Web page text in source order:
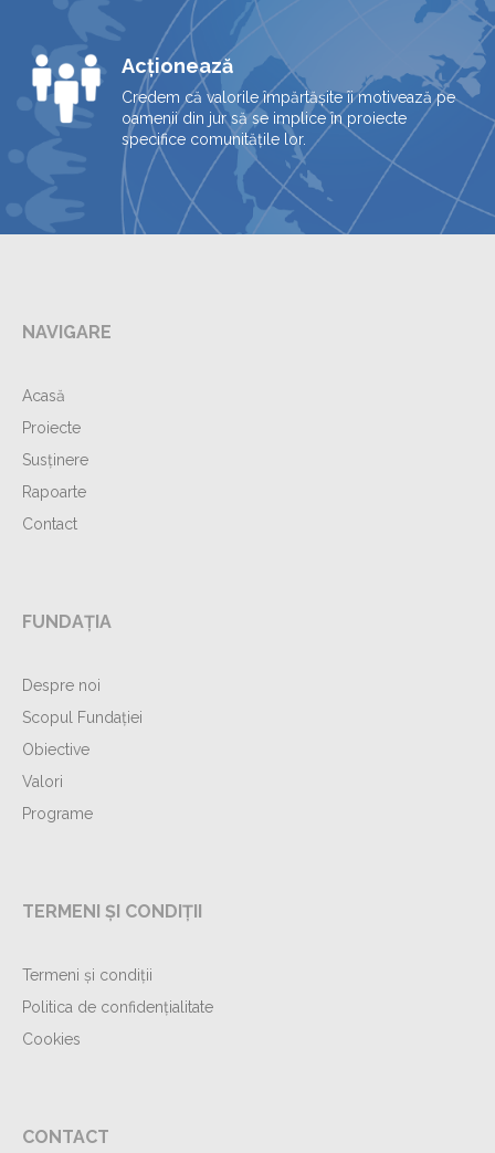
Acționează
Credem că valorile împărtășite îi motivează pe
oamenii din jur să se implice în proiecte
specifice comunitățile lor.
NAVIGARE
Acasă
Proiecte
Susținere
Rapoarte
Contact
FUNDAȚIA
Despre noi
Scopul Fundației
Obiective
Valori
Programe
TERMENI ȘI CONDIȚII
Termeni și condiții
Politica de confidențialitate
Cookies
CONTACT